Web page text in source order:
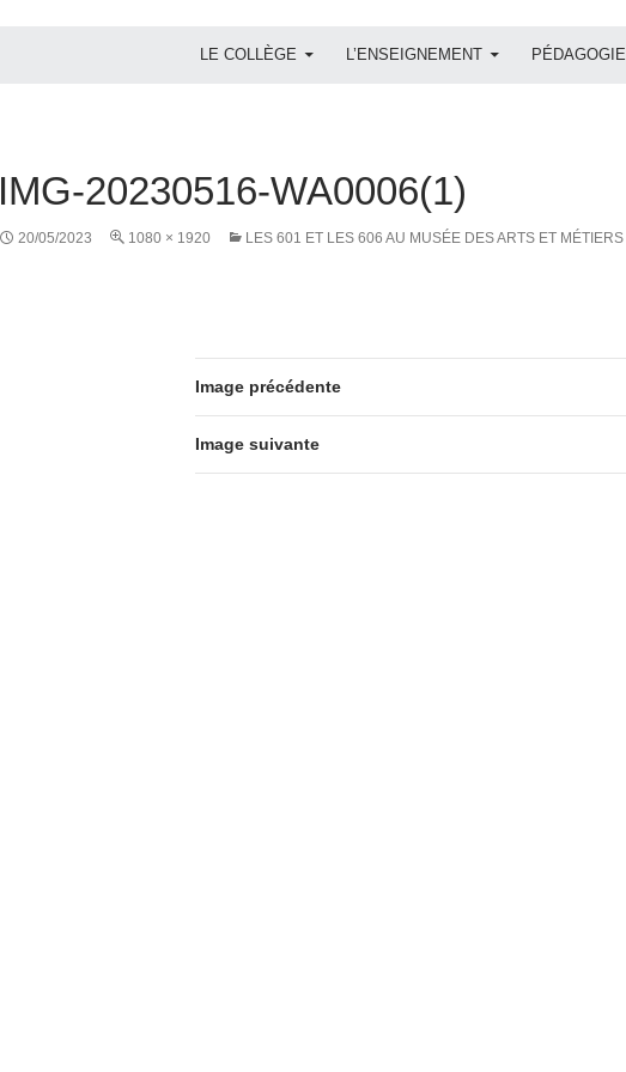
LE COLLÈGE L’ENSEIGNEMENT PÉDAGOGIE
IMG-20230516-WA0006(1)
20/05/2023 1080 × 1920 LES 601 ET LES 606 AU MUSÉE DES ARTS ET MÉTIERS
Image précédente
Image suivante